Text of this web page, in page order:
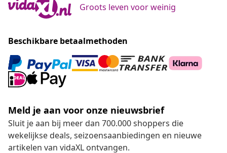
Groots leven voor weinig
Beschikbare betaalmethoden
Meld je aan voor onze nieuwsbrief
Sluit je aan bij meer dan 700.000 shoppers die
wekelijkse deals, seizoensaanbiedingen en nieuwe
artikelen van vidaXL ontvangen.